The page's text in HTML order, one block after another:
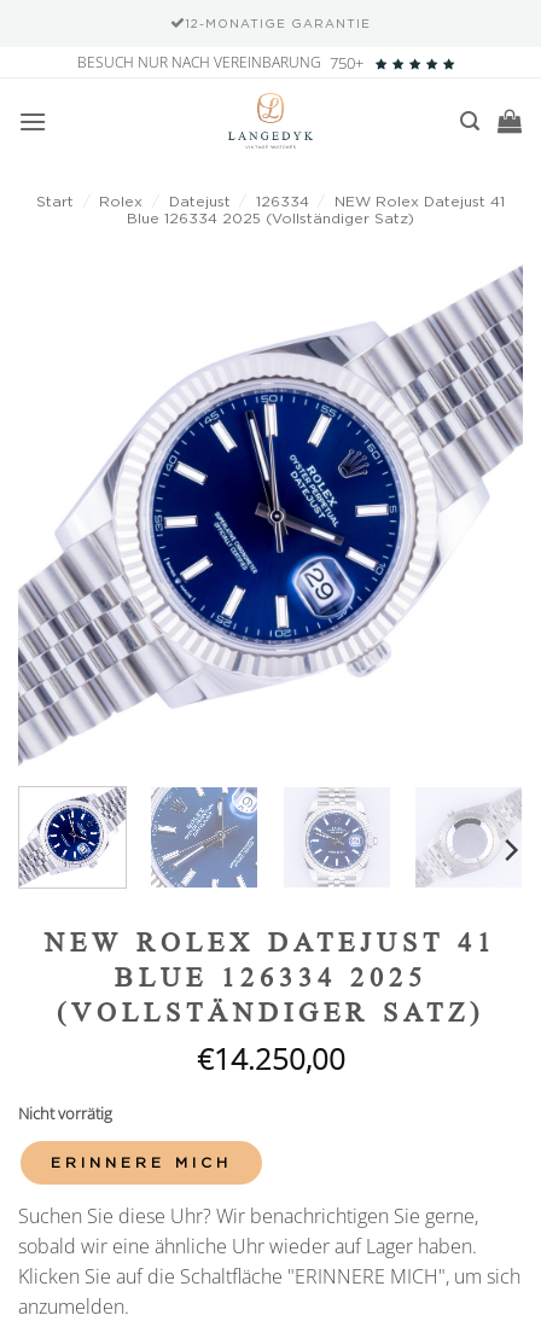
12-MONATIGE GARANTIE
springen
BESUCH NUR NACH VEREINBARUNG 750+
Start Rolex Datejust 126334
NEW Rolex Datejust 41
Blue 126334 2025 (Vollständiger Satz)
Add to
wishlist
NEW ROLEX DATEJUST 41
BLUE 126334 2025
(VOLLSTÄNDIGER SATZ)
€14.250,00
Nicht vorrätig
ERINNERE MICH
Suchen Sie diese Uhr? Wir benachrichtigen Sie gerne,
sobald wir eine ähnliche Uhr wieder auf Lager haben.
Klicken Sie auf die Schaltfläche "ERINNERE MICH", um sich
anzumelden.